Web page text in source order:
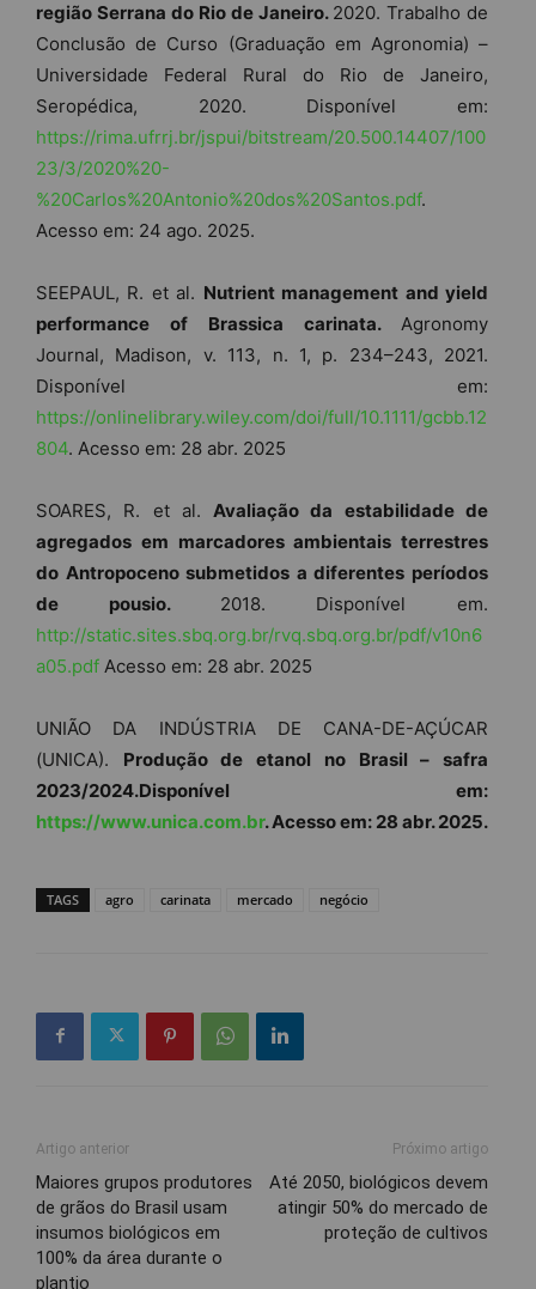
região Serrana do Rio de Janeiro. 2020. Trabalho de
Conclusão de Curso (Graduação em Agronomia) –
Universidade Federal Rural do Rio de Janeiro,
Seropédica, 2020. Disponível em:
https://rima.ufrrj.br/jspui/bitstream/20.500.14407/100
23/3/2020%20-
%20Carlos%20Antonio%20dos%20Santos.pdf.
Acesso em: 24 ago. 2025.
SEEPAUL, R. et al. Nutrient management and yield
performance of Brassica carinata. Agronomy
Journal, Madison, v. 113, n. 1, p. 234–243, 2021.
Disponível em:
https://onlinelibrary.wiley.com/doi/full/10.1111/gcbb.12
804. Acesso em: 28 abr. 2025
SOARES, R. et al. Avaliação da estabilidade de
agregados em marcadores ambientais terrestres
do Antropoceno submetidos a diferentes períodos
de pousio. 2018. Disponível em.
http://static.sites.sbq.org.br/rvq.sbq.org.br/pdf/v10n6
a05.pdf Acesso em: 28 abr. 2025
UNIÃO DA INDÚSTRIA DE CANA-DE-AÇÚCAR
(UNICA). Produção de etanol no Brasil – safra
2023/2024.Disponível em:
https://www.unica.com.br. Acesso em: 28 abr. 2025.
TAGS agro carinata mercado negócio
Artigo anterior
Maiores grupos produtores
de grãos do Brasil usam
insumos biológicos em
100% da área durante o
plantio
Próximo artigo
Até 2050, biológicos devem
atingir 50% do mercado de
proteção de cultivos